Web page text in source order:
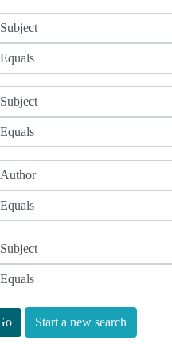
Start a new search